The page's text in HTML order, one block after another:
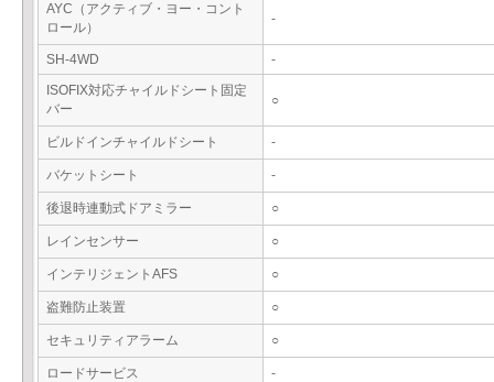
AYC（アクティブ・ヨー・コント
ロール）
-
SH-4WD
-
ISOFIX対応チャイルドシート固定
バー
○
ビルドインチャイルドシート -
バケットシート -
後退時連動式ドアミラー ○
レインセンサー ○
インテリジェントAFS ○
盗難防止装置 ○
セキュリティアラーム ○
ロードサービス -